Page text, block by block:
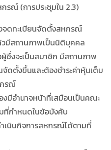
ณ์ (การประชุมใน 2.3)
จดทะเบียนจัดตั้งสหกรณ์
สถานภาพเป็นนิติบุคคล
จะเป็นสมาชิก มีสถานภาพ
ดตั้งขึ้นและต้องชำระค่าหุ้นเต็ม
รณ์
ำนาจหน้าที่เสมือนเป็นคณะ
ที่กำหนดในข้อบังคับ
นกิจการสหกรณ์ได้ตามที่